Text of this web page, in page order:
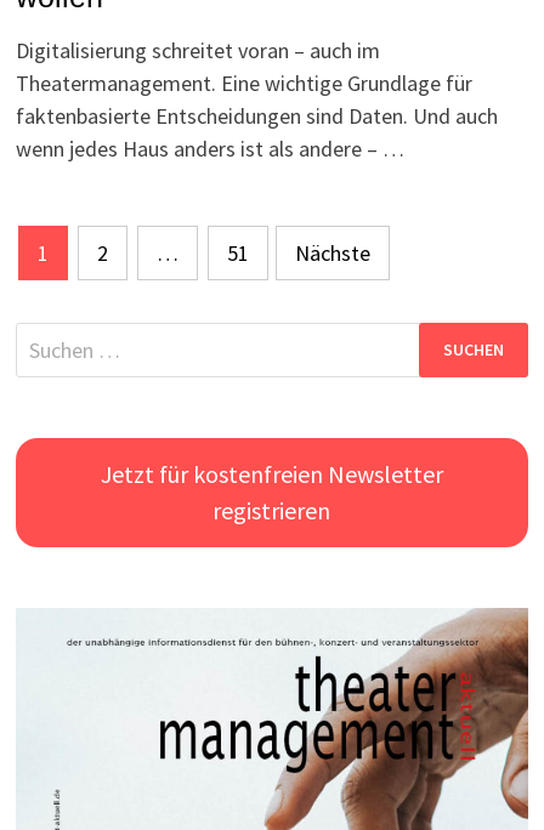
Digitalisierung schreitet voran – auch im
Theatermanagement. Eine wichtige Grundlage für
faktenbasierte Entscheidungen sind Daten. Und auch
wenn jedes Haus anders ist als andere – …
Seitennummerierung
der
Beiträge
1 2 … 51 Nächste
Suchen
nach:
Jetzt für kostenfreien Newsletter
registrieren